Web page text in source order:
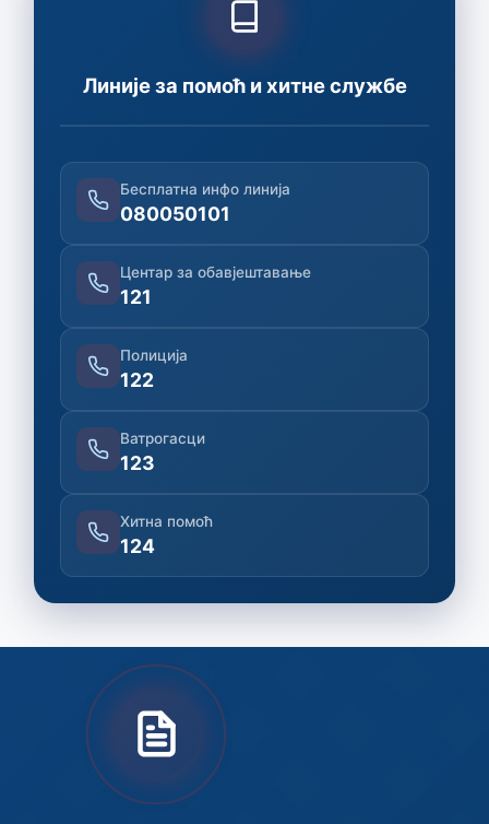
Линије за помоћ и хитне службе
Бесплатна инфо линија
080050101
Центар за обавјештавање
121
Полиција
122
Ватрогасци
123
Хитна помоћ
124
Документа